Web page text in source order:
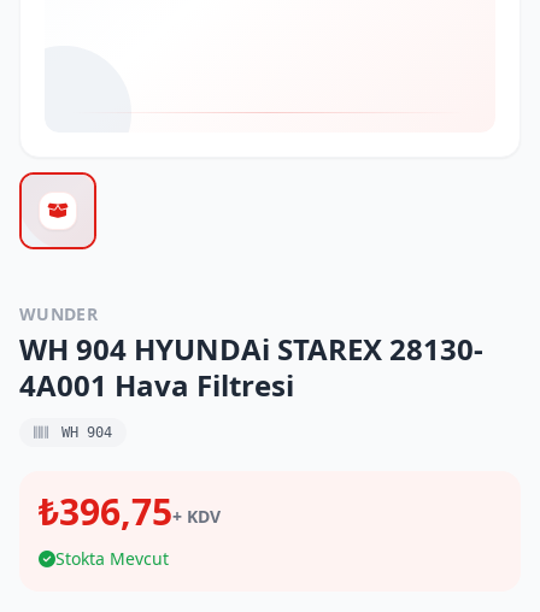
WUNDER
WH 904 HYUNDAi STAREX 28130-
4A001 Hava Filtresi
WH 904
₺396,75+ KDV
Stokta Mevcut